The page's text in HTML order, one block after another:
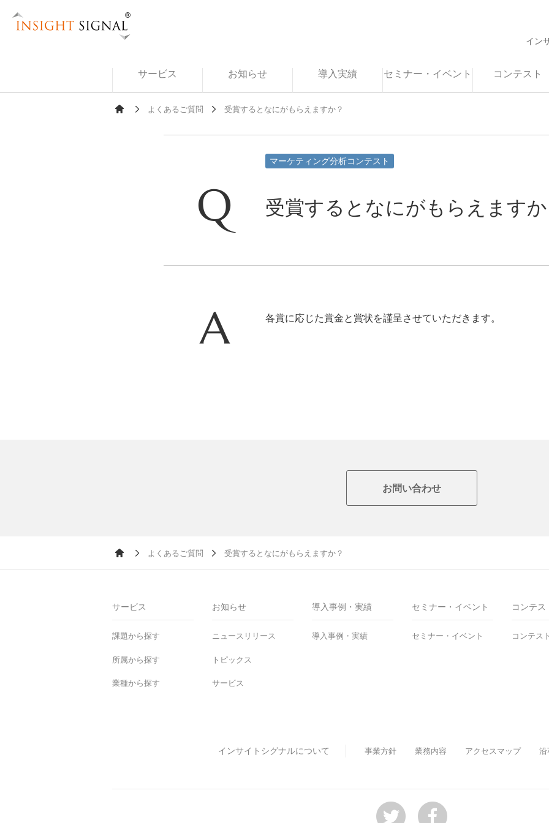
イン
サービス お知らせ 導入実績 セミナー・イベント コンテスト
よくあるご質問 受賞するとなにがもらえますか？
マーケティング分析コンテスト
受賞するとなにがもらえます
各賞に応じた賞金と賞状を謹呈させていただきます。
お問い合わせ
よくあるご質問 受賞するとなにがもらえますか？
サービス
課題から探す
所属から探す
業種から探す
お知らせ
ニュースリリース
トピックス
サービス
導入事例・実績
導入事例・実績
セミナー・イベント
セミナー・イベント
コンテス
コンテス
インサイトシグナルについて 事業方針 業務内容 アクセスマップ 沿